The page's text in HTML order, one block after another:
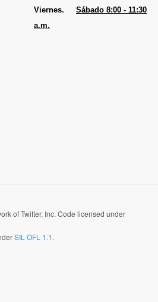
Viernes.
Sábado 8:00 - 11:30
a.m.
of Twitter, Inc. Code licensed under
SIL OFL 1.1.